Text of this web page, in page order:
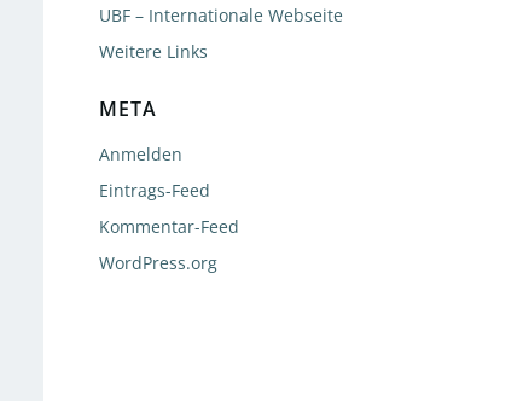
UBF – Internationale Webseite
Weitere Links
META
Anmelden
Eintrags-Feed
Kommentar-Feed
WordPress.org